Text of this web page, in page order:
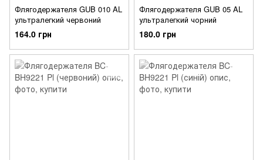
Флягодержателя GUB 010 AL
ультралегкий червоний
164.0 грн
Флягодержателя GUB 05 AL
ультралегкий чорний
180.0 грн